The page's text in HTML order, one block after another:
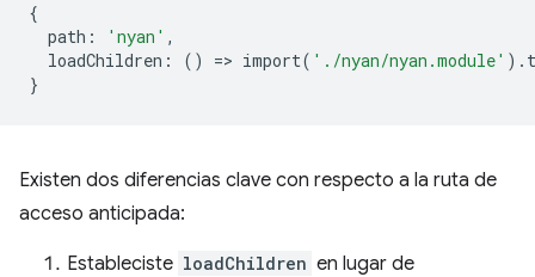
{
path : 'nyan' ,
loadChildren : () => import( './nyan/nyan.module' ) .
}
Existen dos diferencias clave con respecto a la ruta de
acceso anticipada:
Estableciste loadChildren en lugar de